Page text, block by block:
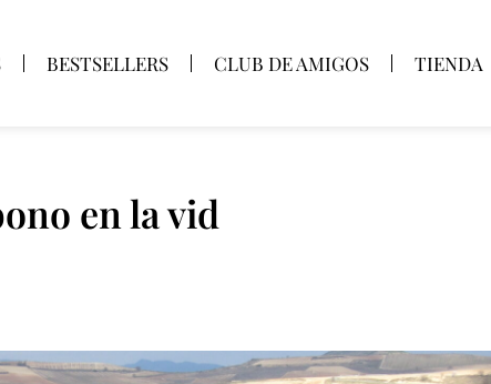
BESTSELLERS CLUB DE AMIGOS TIENDA
en la vid